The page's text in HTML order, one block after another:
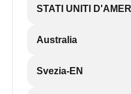
STATI UNITI
Australia
Svezia-EN